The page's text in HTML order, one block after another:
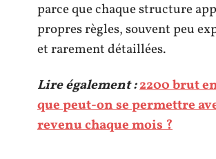
parce que chaque structure
propres règles, souvent peu
et rarement détaillées.
Lire également :2200 brut
que peut-on se permettre
revenu chaque mois ?